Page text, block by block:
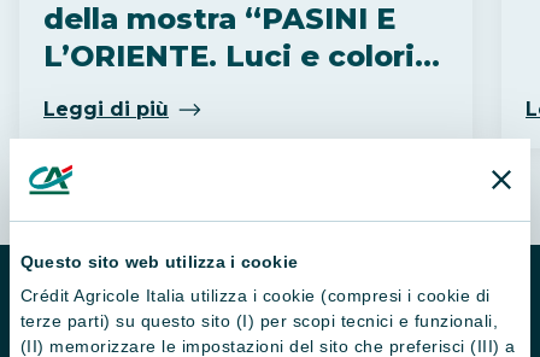
Questo sito web utilizza i cookie
Crédit Agricole Italia utilizza i cookie (compresi i cookie di
terze parti) su questo sito (I) per scopi tecnici e funzionali,
(II) memorizzare le impostazioni del sito che preferisci (III) a
della mostra “PASINI E
L’ORIENTE. Luci e colori
di terre lontane” alla
Fondazione Magnani
Rocca
Leggi di più